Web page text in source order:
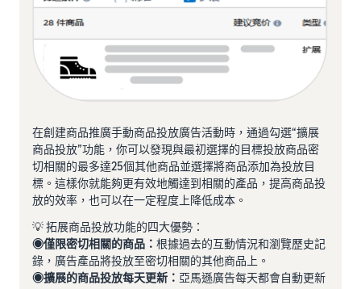
在創建商品推廣手動商品投放廣告活動時，通過勾選“擴展
商品投放”功能，你可以發現與最初選擇的目標投放商品密
切相關的最多達25個其他商品並選擇將商品添加為投放目
標。這樣你就能夠更有效地觸達到相關的產品，提高商品投
放的效率，也可以在一定程度上降低成本。
💡 拓展商品投放功能的四大優勢：
◉僅限密切相關的商品： 根據過去的互動情況和瀏覽歷史記
錄，廣告產品將投放至密切相關的其他商品上。
◉擴展的商品投放每天更新： 亞馬遜廣告每天都會自動更新